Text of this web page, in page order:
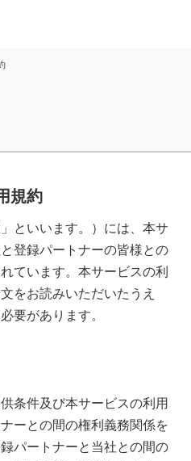
規約
といいます。）には、本サ
登録パートナーの皆様との
ています。本サービスの利
をお読みいただいたうえ
要があります。
条件及び本サービスの利用
ーとの間の権利義務関係を
パートナーと当社との間の